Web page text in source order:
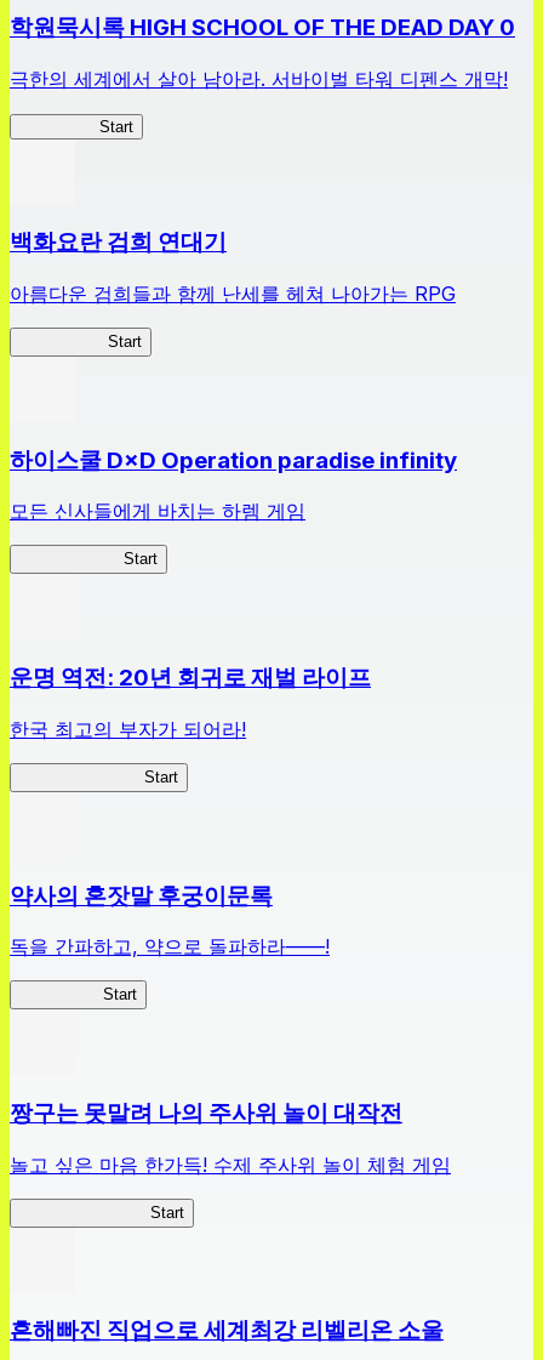
학원묵시록 HIGH SCHOOL OF THE DEAD DAY 0
극한의 세계에서 살아 남아라. 서바이벌 타워 디펜스 개막!
Start
백화요란 검희 연대기
아름다운 검희들과 함께 난세를 헤쳐 나아가는 RPG
Start
하이스쿨 D×D Operation paradise infinity
모든 신사들에게 바치는 하렘 게임
Start
운명 역전: 20년 회귀로 재벌 라이프
한국 최고의 부자가 되어라!
Start
약사의 혼잣말 후궁이문록
독을 간파하고, 약으로 돌파하라——!
Start
짱구는 못말려 나의 주사위 놀이 대작전
놀고 싶은 마음 한가득! 수제 주사위 놀이 체험 게임
Start
흔해빠진 직업으로 세계최강 리벨리온 소울